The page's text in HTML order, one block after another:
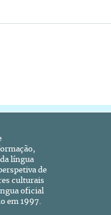
língua
de
culturais
oficial
em 1997.